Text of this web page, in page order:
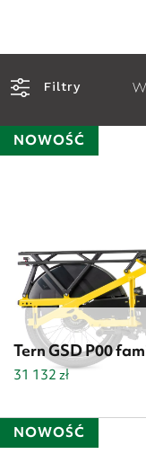
Filtry
NOWOŚĆ
Tern GSD P00
31 132 zł
NOWOŚĆ